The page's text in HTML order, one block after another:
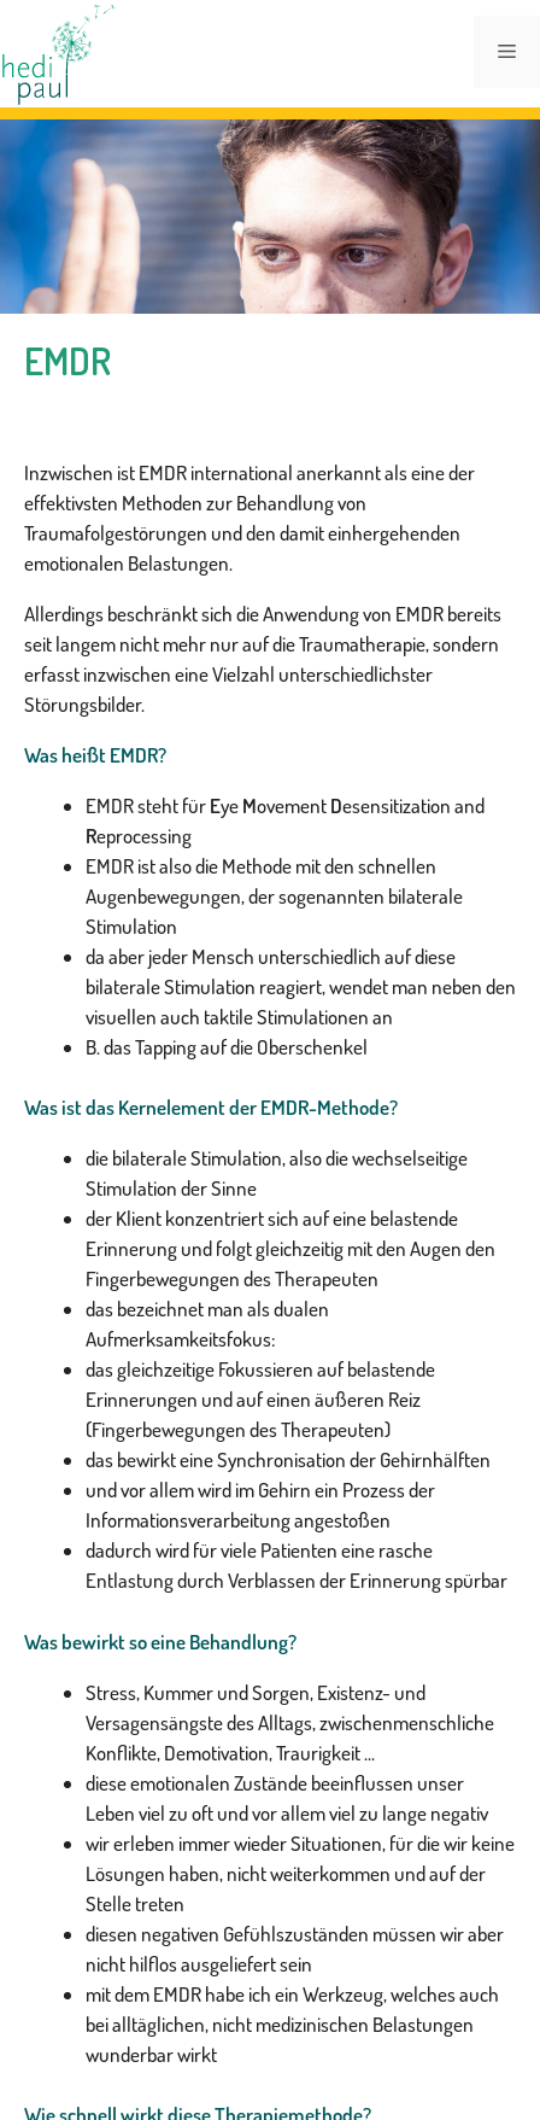
springen
EMDR
Inzwischen ist EMDR international anerkannt als eine der
effektivsten Methoden zur Behandlung von
Traumafolgestörungen und den damit einhergehenden
emotionalen Belastungen.
Allerdings beschränkt sich die Anwendung von EMDR bereits
seit langem nicht mehr nur auf die Traumatherapie, sondern
erfasst inzwischen eine Vielzahl unterschiedlichster
Störungsbilder.
Was heißt EMDR?
EMDR steht fürEyeMovementDesensitization and
Reprocessing
EMDR ist also die Methode mit den schnellen
Augenbewegungen, der sogenannten bilaterale
Stimulation
da aber jeder Mensch unterschiedlich auf diese
bilaterale Stimulation reagiert, wendet man neben den
visuellen auch taktile Stimulationen an
B. das Tapping auf die Oberschenkel
Was ist das Kernelement der EMDR-Methode?
die bilaterale Stimulation, also die wechselseitige
Stimulation der Sinne
der Klient konzentriert sich auf eine belastende
Erinnerung und folgt gleichzeitig mit den Augen den
Fingerbewegungen des Therapeuten
das bezeichnet man als dualen
Aufmerksamkeitsfokus:
das gleichzeitige Fokussieren auf belastende
Erinnerungen und auf einen äußeren Reiz
(Fingerbewegungen des Therapeuten)
das bewirkt eine Synchronisation der Gehirnhälften
und vor allem wird im Gehirn ein Prozess der
Informationsverarbeitung angestoßen
dadurch wird für viele Patienten eine rasche
Entlastung durch Verblassen der Erinnerung spürbar
Was bewirkt so eine Behandlung?
Stress, Kummer und Sorgen, Existenz- und
Versagensängste des Alltags, zwischenmenschliche
Konflikte, Demotivation, Traurigkeit ...
diese emotionalen Zustände beeinflussen unser
Leben viel zu oft und vor allem viel zu lange negativ
wir erleben immer wieder Situationen, für die wir keine
Lösungen haben, nicht weiterkommen und auf der
Stelle treten
diesen negativen Gefühlszuständen müssen wir aber
nicht hilflos ausgeliefert sein
mit dem EMDR habe ich ein Werkzeug, welches auch
bei alltäglichen, nicht medizinischen Belastungen
wunderbar wirkt
Wie schnell wirkt diese Therapiemethode?